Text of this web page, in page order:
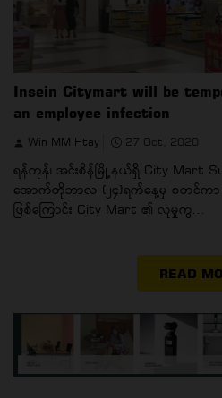
Insein Citymart will be
an employee infection
Win MM Htay 27 Oct, 2020
ရန်ကုန်၊ အင်းစိန်မြို့နယ်ရှိ City Mart
အောက်တိုဘာလ (၂၄)ရက်နေ့မှ စတင်က
ဖြစ်ကြောင်း City Mart ၏ လူမှုကွ...
READ